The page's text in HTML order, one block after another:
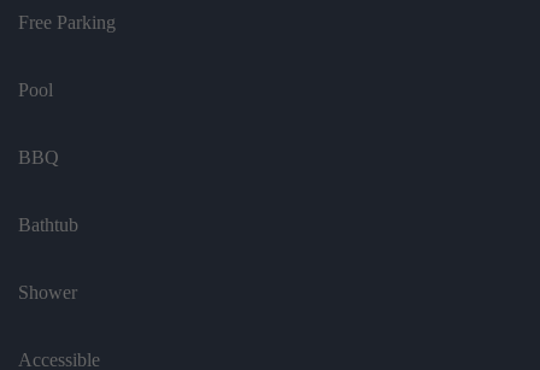
Free Parking
Pool
BBQ
Bathtub
Shower
Accessible